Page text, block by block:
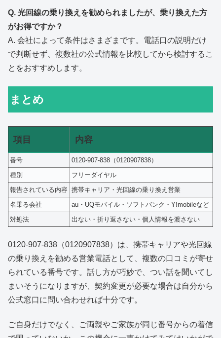
Q. 光回線の乗り換えを勧められましたが、乗り換えた方
がお得ですか？
A. 会社によって条件はさまざまです。電話口の説明だけ
で判断せず、複数社の公式情報を比較してから検討するこ
とをおすすめします。
まとめ
項目 内容
番号
0120-907-838（0120907838）
種別
フリーダイヤル
報告されている内容 携帯キャリア・光回線の乗り換え営業
名乗る会社
au・UQモバイル・ソフトバンク・Y!mobileなど
対処法
出ない・折り返さない・個人情報を渡さない
0120-907-838（0120907838）は、携帯キャリアや光回線
の乗り換えを勧める営業電話として、複数の口コミが寄せ
られている番号です。話し方が巧妙で、つい話を聞いてし
まいそうになりますが、契約変更が必要な場合は自分から
公式窓口に問い合わせれば十分です。
ご自身だけでなく、ご両親やご家族が同じ番号からの着信